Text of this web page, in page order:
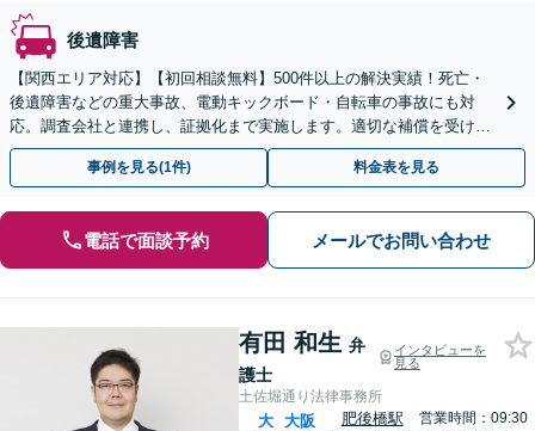
後遺障害
【関西エリア対応】【初回相談無料】500件以上の解決実績！死亡・
後遺障害などの重大事故、電動キックボード・自転車の事故にも対
応。調査会社と連携し、証拠化まで実施します。適切な補償を受け取
れるよう、粘り強く交渉いたします【オンライン相談可】
事例を見る(1件) 料金表を見る
電話で面談予約 メールでお問い合わせ
有田 和生 弁
護士
インタビューを
見る
土佐堀通り法律事務所
大 大阪
肥後橋駅
営業時間：09:30